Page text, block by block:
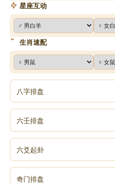
造庙：建造寺、庙、宫
斋醮：庙宇建醮前需举行
作梁：砍伐树木制作屋
合寿木：制作棺材
会亲友：和亲友相聚
教牛马：谓训练牛马之工
进人口：指收纳养子女或
星座互动
生肖速配
八字排盘
六壬排盘
六爻起卦
奇门排盘